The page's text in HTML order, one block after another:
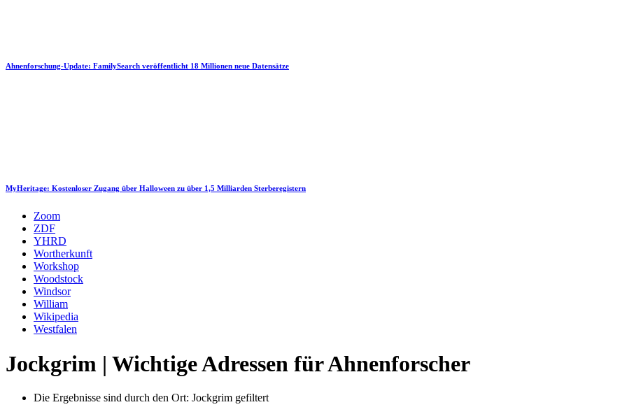
Ahnenforschung-Update: FamilySearch veröffentlicht 18 Millionen neue Datensätze
MyHeritage: Kostenloser Zugang über Halloween zu über 1,5 Milliarden Sterberegistern
Zoom
ZDF
YHRD
Wortherkunft
Workshop
Woodstock
Windsor
William
Wikipedia
Westfalen
Jockgrim | Wichtige Adressen für Ahnenforscher
Die Ergebnisse sind durch den Ort: Jockgrim gefiltert